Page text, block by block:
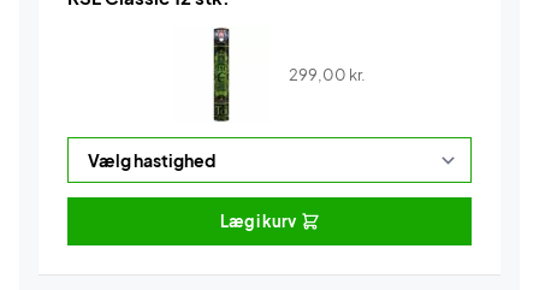
299,00 kr.
Læg i kurv